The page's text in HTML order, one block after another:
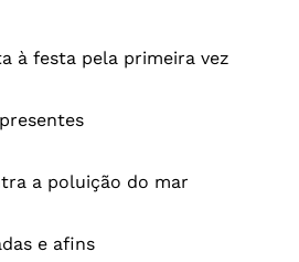
à festa pela primeira vez
a poluição do mar
e afins